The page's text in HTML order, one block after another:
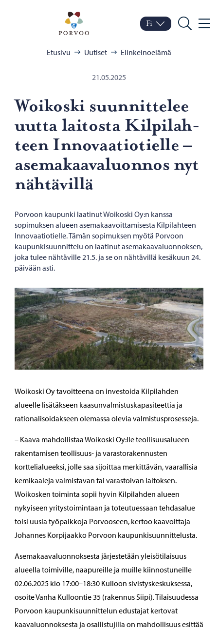
Porvoo – Siirry
Vaihda kieltä
Nykyinen kieli: Suomi
Fi
Hae
Etusivu Uutiset Elinkeinoelämä
21.05.2025
Woikoski suun­nit­te­lee
uutta lai­tos­ta Kil­pi­lah­
teen In­no­vaa­tio­tiel­le –
ase­ma­kaa­va­luon­nos nyt
näh­tä­vil­lä
Porvoon kaupunki laatinut Woikoski Oy:n kanssa
sopimuksen alueen asemakaavoittamisesta Kilpilahteen
Innovaatiotielle. Tämän sopimuksen myötä Porvoon
kaupunkisuunnittelu on laatinut asemakaavaluonnoksen,
joka tulee nähtäville 21.5. ja se on nähtävillä kesäkuun 24.
päivään asti.
Woikoski Oy tavoitteena on investoida Kilpilahden
alueelle lisätäkseen kaasunvalmistuskapasiteettia ja
rationalisoidakseen olemassa olevia valmistusprosesseja.
– Kaava mahdollistaa Woikoski Oy:lle teollisuusalueen
rakentamisen teollisuus- ja varastorakennusten
korttelialueeksi, jolle saa sijoittaa merkittävän, vaarallisia
kemikaaleja valmistavan tai varastoivan laitoksen.
Woikosken toiminta sopii hyvin Kilpilahden alueen
nykyiseen yritystoimintaan ja toteutuessaan tehdasalue
toisi uusia työpaikkoja Porvooseen, kertoo kaavoittaja
Johannes Korpijaakko Porvoon kaupunkisuunnittelusta.
Asemakaavaluonnoksesta järjestetään yleisötilaisuus
alueella toimiville, naapureille ja muille kiinnostuneille
02.06.2025 klo 17:00–18:30 Kulloon sivistyskeskuksessa,
osoite Vanha Kulloontie 35 (rakennus Siipi). Tilaisuudessa
Porvoon kaupunkisuunnittelun edustajat kertovat
kaavaluonnoksesta ja osallistujilla on mahdollisuus esittää